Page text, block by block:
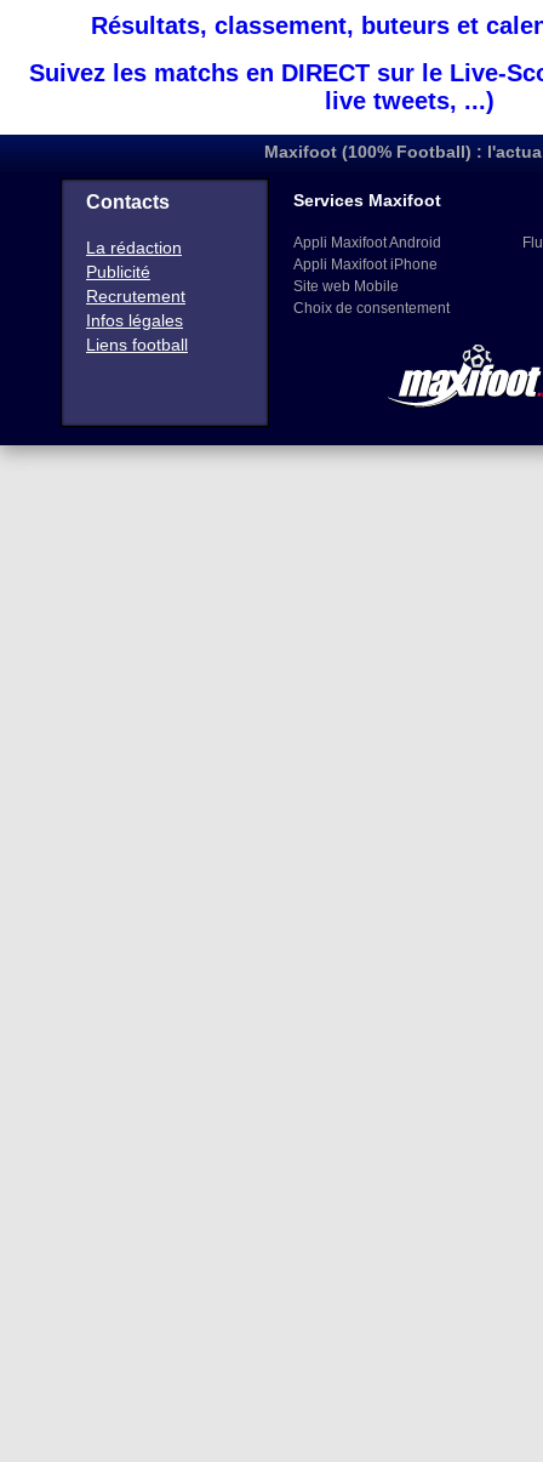
Résultats, classement, buteurs et
Suivez les matchs en DIRECT sur le Live-
live tweets, ...)
Maxifoot (100% Football) :
Contacts
La rédaction
Publicité
Recrutement
Infos légales
Liens football
Services Maxifoot
Appli Maxifoot Android
Appli Maxifoot iPhone
Site web Mobile
Choix de consentement